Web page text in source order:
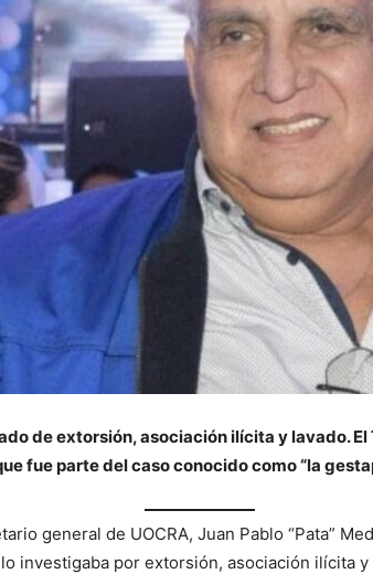
de extorsión, asociación ilícita y lavado.El
fue parte del caso conocido como “la
general de UOCRA, Juan Pablo “Pata”
investigaba por extorsión, asociación ilícita